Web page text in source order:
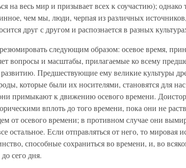
на весь мир и призывает всех к соучастию);
чем мы, люди, черпая из различных
друг с другом и распознается в разных
следующим образом: осевое время,
вопросы и масштабы, прилагаемые ко всему
Предшествующие ему великие культуры
которые были их носителями, становятся для
примыкают к движению осевого времени.
вплоть до того времени, пока они не
от осевого времени; в противном случае они
остальное. Если отправляться от него, то мировая
способные сохраниться во времени, и, во
сего дня.